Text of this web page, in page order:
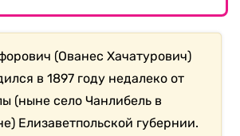
(Ованес Хачатурович)
в 1897 году недалеко от
(ныне село Чанлибель в
Елизаветпольской губернии.